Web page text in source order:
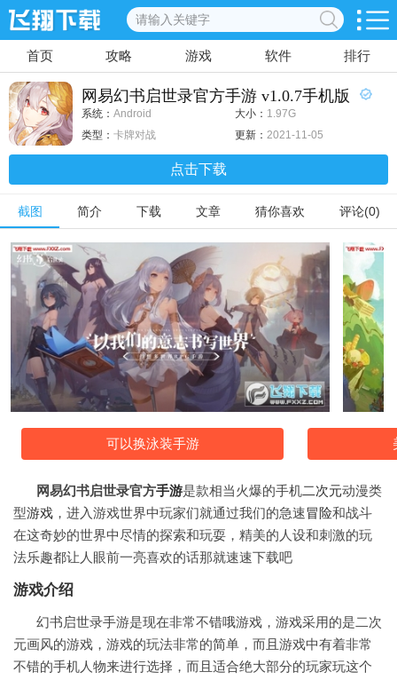
首页 攻略 游戏 软件 排行
网易幻书启世录官方手游 v1.0.7手机版
系统： Android 大小： 1.97G
类型： 卡牌对战 更新： 2021-11-05
点击下载
截图 简介 下载 文章 猜你喜欢 评论(0)
可以换泳装手游
网易幻书启世录官方手游是款相当火爆的手机二次元动漫类
型游戏 ，进入游戏世界中玩家们就通过我们的急速冒险和战斗
在这奇妙的世界中尽情的探索和玩耍，精美的人设和刺激的玩
法乐趣都让人眼前一亮喜欢的话那就速速下载吧
游戏介绍
幻书启世录手游是现在非常不错哦游戏，游戏采用的是二次
元画风的游戏，游戏的玩法非常的简单，而且游戏中有着非常
不错的手机人物来进行选择，而且适合绝大部分的玩家玩这个